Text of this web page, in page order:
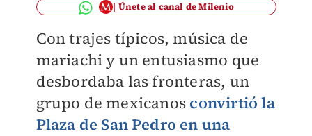
Únete al canal de Milenio
Con trajes típicos, música de
mariachi y un entusiasmo que
desbordaba las fronteras, un
grupo de mexicanos convirtió la
Plaza de San Pedro en una